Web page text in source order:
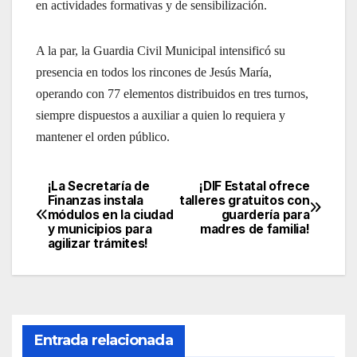
en actividades formativas y de sensibilización.
A la par, la Guardia Civil Municipal intensificó su
presencia en todos los rincones de Jesús María,
operando con 77 elementos distribuidos en tres turnos,
siempre dispuestos a auxiliar a quien lo requiera y
mantener el orden público.
Navegación
de
entradas
¡DIF Estatal ofrece
talleres gratuitos con
guardería para
madres de familia!
¡La Secretaría de
Finanzas instala
módulos en la ciudad
y municipios para
agilizar trámites!
Entrada relacionada